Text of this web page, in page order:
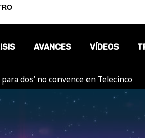
AVANCES VÍDEOS
dos' no convence en Telecinco